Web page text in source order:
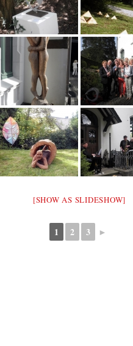
[SHOW AS SLIDESHOW]
1 2 3 ►